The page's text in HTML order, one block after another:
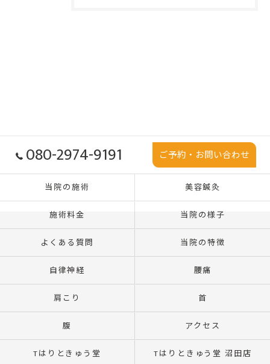
080-2974-9191 ご予約・お問い合わせ
当院の施術 美容鍼灸
施術料金 当院の様子
よくある質問 当院の特徴
自律神経 腰痛
肩こり 首
腹 アクセス
Tはりときゅう堂 Tはりときゅう堂 沼田店